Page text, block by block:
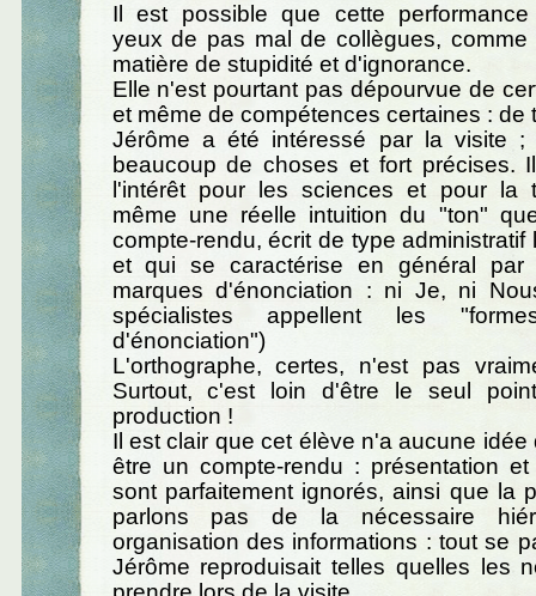
Il est possible que cette
yeux de pas mal de collègues, comme
matière de stupidité et d'ignorance.
Elle n'est pourtant pas dépourvue de
et même de compétences certaines : de
Jérôme a été intéressé par la visite
beaucoup de choses et fort précises.
l'intérêt pour les sciences et pour la
même une réelle intuition du "ton"
compte-rendu, écrit de type administratif
et qui se caractérise en général par
marques d'énonciation : ni Je, ni
spécialistes appellent les
d'énonciation")
L'orthographe, certes, n'est pas
Surtout, c'est loin d'être le seul
production !
Il est clair que cet élève n'a aucune
être un compte-rendu : présentation
sont parfaitement ignorés, ainsi que la
parlons pas de la nécessaire
organisation des informations : tout se
Jérôme reproduisait telles quelles les